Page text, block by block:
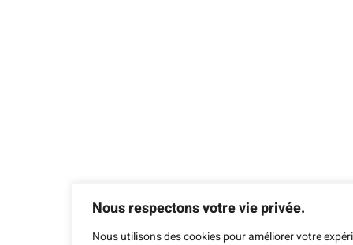
Nous respectons votre vie privée.
Nous utilisons des cookies pour améliorer votre